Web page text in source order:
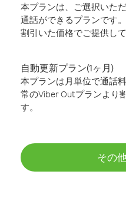
本プランは、ご選択いた
通話ができるプランです
割引いた価格でご提供して
自動更新プラン(1ヶ月)
本プランは月単位で通話
常のViber Outプランより
す。
その